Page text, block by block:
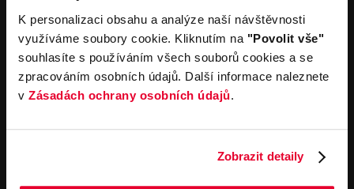
K personalizaci obsahu a analýze naší návštěvnosti
využíváme soubory cookie. Kliknutím na "Povolit vše"
souhlasíte s používáním všech souborů cookies a se
zpracováním osobních údajů. Další informace naleznete
v Zásadách ochrany osobních údajů.
Zobrazit detaily
Autopůjčovna
Operativní leasing
Louda Auto+ Poděbrady
Obytné vozy
Novinky
Kariéra
Servisní služby
Servis
Důležité odkazy
Cookies
Všeobecné obchodní
podmínky pro online